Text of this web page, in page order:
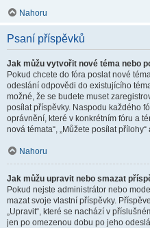
Nahoru
Psaní příspěvků
Jak můžu vytvořit nové téma nebo
Pokud chcete do fóra poslat nové
odeslání odpovědi do existujícího
možné, že se budete muset
posílat příspěvky. Naspodu každého
oprávnění, které v konkrétním fóru a
nová témata“, „Můžete posílat přílohy“
Nahoru
Jak můžu upravit nebo smazat
Pokud nejste administrátor nebo
mazat svoje vlastní příspěvky.
„Upravit“, které se nachází v
jen po omezenou dobu po jeho